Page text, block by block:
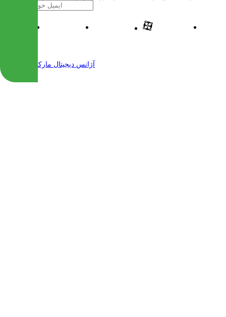
آژانس دیجیتال مارکتینگ مهرنت